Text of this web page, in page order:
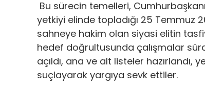
Bu sürecin temelleri,
yetkiyi elinde topladığı 25 Temmuz
sahneye hakim olan siyasi elitin
hedef doğrultusunda çalışmalar
açıldı, ana ve alt listeler
suçlayarak yargıya sevk ettiler.